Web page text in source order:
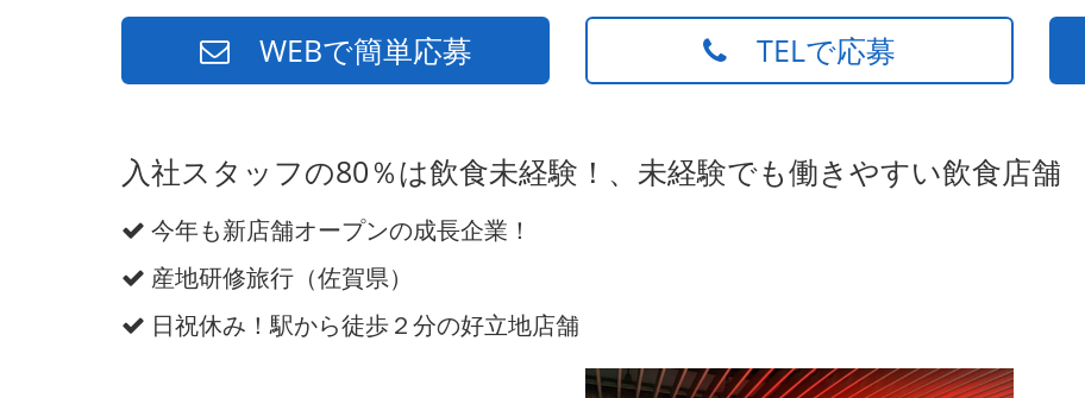
WEBで簡単応募 TELで応募
入社スタッフの80％は飲食未経験！、未経験でも働きやすい飲食店舗
今年も新店舗オープンの成長企業！
産地研修旅行（佐賀県）
日祝休み！駅から徒歩２分の好立地店舗